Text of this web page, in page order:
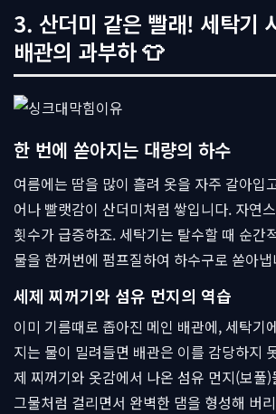
3. 산더미 같은 빨래! 세탁기
배관의 과부하 👕
한 번에 쏟아지는 대량의 하수
여름에는 땀을 많이 흘려 옷을 자주 갈아입
어나 빨랫감이 산더미처럼 쌓입니다. 자연
횟수가 급증하죠. 세탁기는 탈수할 때 순간
물을 한꺼번에 펌프질하여 하수구로 쏟아
세제 찌꺼기와 섬유 먼지의 역습
이미 기름때로 좁아진 메인 배관에, 세탁기
지는 물이 밀려들면 배관은 이를 감당하지
제 찌꺼기와 옷감에서 나온 섬유 먼지(보풀
그물처럼 걸리면서 완벽한 댐을 형성해 버